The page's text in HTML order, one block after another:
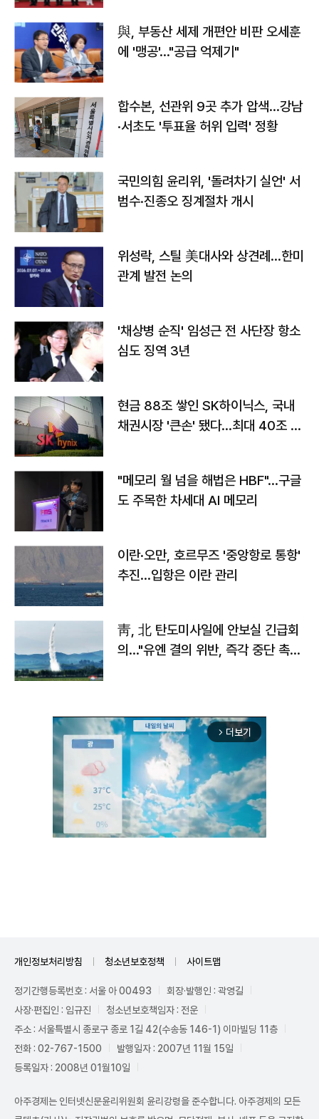
與, 부동산 세제 개편안 비판 오세훈
에 '맹공'…"공급 억제기"
합수본, 선관위 9곳 추가 압색…강남
·서초도 '투표율 허위 입력' 정황
국민의힘 윤리위, '돌려차기 실언' 서
범수·진종오 징계절차 개시
위성락, 스틸 美대사와 상견례…한미
관계 발전 논의
'채상병 순직' 임성근 전 사단장 항소
심도 징역 3년
현금 88조 쌓인 SK하이닉스, 국내
채권시장 '큰손' 됐다…최대 40조 투
"메모리 월 넘을 해법은 HBF"…구글
도 주목한 차세대 AI 메모리
이란·오만, 호르무즈 '중앙항로 통항'
추진…입항은 이란 관리
靑, 北 탄도미사일에 안보실 긴급회
의…"유엔 결의 위반, 즉각 중단 촉
arrow_forward_ios 더보기
개인정보처리방침 청소년보호정책 사이트맵
정기간행등록번호 : 서울 아 00493
회장·발행인 : 곽영길
사장·편집인 : 임규진
청소년보호책임자 : 전운
주소 : 서울특별시 종로구 종로 1길 42(수송동 146-1) 이마빌딩 11층
전화 : 02-767-1500
발행일자 : 2007년 11월 15일
등록일자 : 2008년 01월10일
아주경제는 인터넷신문윤리위원회 윤리강령을 준수합니다. 아주경제의 모든